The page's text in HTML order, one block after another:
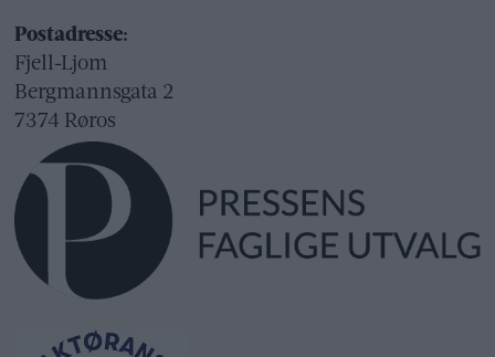
Postadresse:
Fjell-Ljom
Bergmannsgata 2
7374 Røros